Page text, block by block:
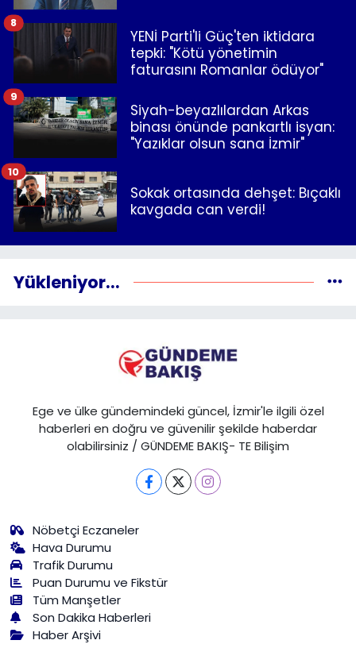
YENİ Parti'li Güç'ten iktidara
tepki: "Kötü yönetimin
faturasını Romanlar ödüyor"
8
Siyah-beyazlılardan Arkas
binası önünde pankartlı isyan:
"Yazıklar olsun sana İzmir"
9
Sokak ortasında dehşet: Bıçaklı
kavgada can verdi!
10
Yükleniyor...
Ege ve ülke gündemindeki güncel, İzmir'le ilgili özel
haberleri en doğru ve güvenilir şekilde haberdar
olabilirsiniz / GÜNDEME BAKIŞ- TE Bilişim
Nöbetçi Eczaneler
Hava Durumu
Trafik Durumu
Puan Durumu ve Fikstür
Tüm Manşetler
Son Dakika Haberleri
Haber Arşivi